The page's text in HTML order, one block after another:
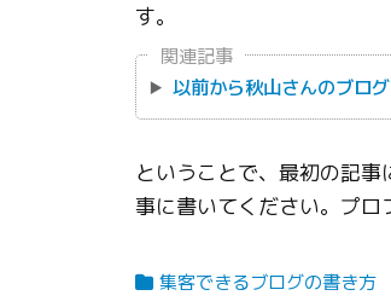
す。
関連記事
以前から秋山さんのブロ
ということで、最初の記
事に書いてください。プロ
集客できるブログの書き方